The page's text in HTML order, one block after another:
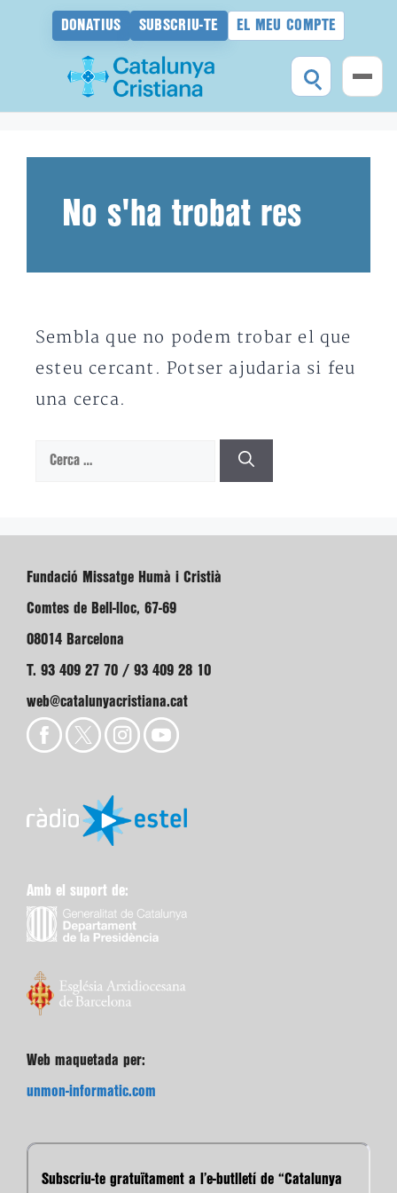
DONATIUS SUBSCRIU-TE EL MEU COMPTE
No s'ha trobat res
Sembla que no podem trobar el que
esteu cercant. Potser ajudaria si feu
una cerca.
Cerca:
Fundació Missatge Humà i Cristià
Comtes de Bell-lloc, 67-69
08014 Barcelona
T. 93 409 27 70 / 93 409 28 10
web@catalunyacristiana.cat
Amb el suport de:
Web maquetada per:
unmon-informatic.com
Subscriu-te gratuïtament a l’e-butlletí de “Catalunya